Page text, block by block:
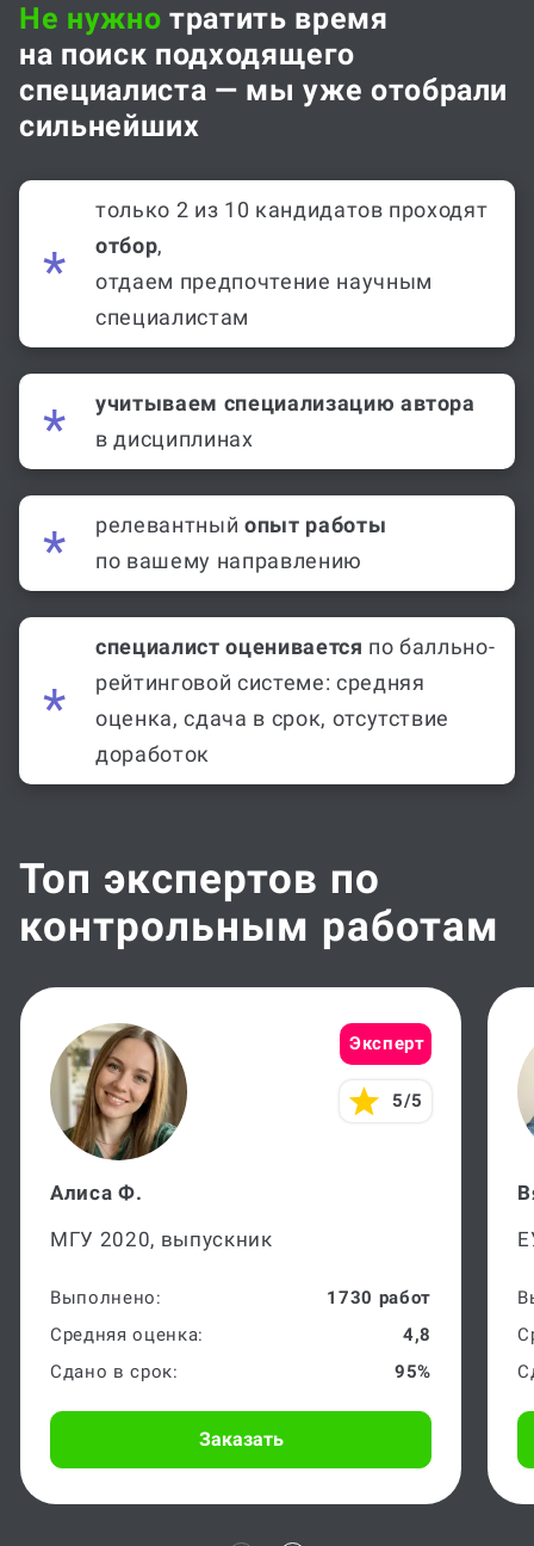
Не нужно тратить время
на поиск подходящего
специалиста — мы уже отобрали
сильнейших
только 2 из 10 кандидатов проходят
отбор,
отдаем предпочтение научным
специалистам
учитываем специализацию автора
в дисциплинах
релевантный опыт работы
по вашему направлению
специалист оценивается по балльно-
рейтинговой системе: средняя
оценка, сдача в срок, отсутствие
доработок
Топ экспертов по
контрольным работам
Эксперт
5/5
Алиса Ф.
МГУ 2020, выпускник
Выполнено:
1730 работ
Средняя оценка:
4,8
Сдано в срок:
95%
Заказать